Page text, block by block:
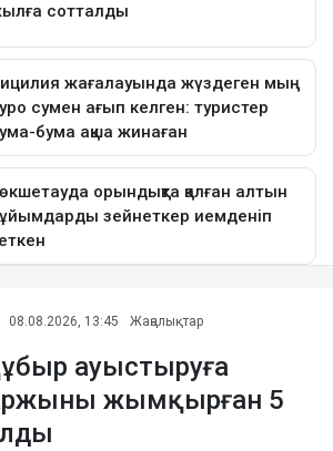
08.08.2026, 13:45 Жаңалықтар
ауыстыруға
жымқырған 5